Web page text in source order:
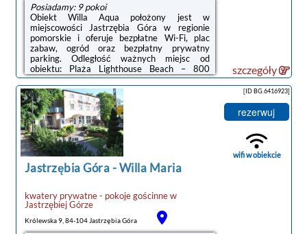
Posiadamy: 9 pokoi
Obiekt Willa Aqua położony jest w
miejscowości Jastrzębia Góra w regionie
pomorskie i oferuje bezpłatne Wi-Fi, plac
zabaw, ogród oraz bezpłatny prywatny
parking. Odległość ważnych miejsc od
obiektu: Plaża Lighthouse Beach – 800
m.Wszystkie opcje zakwaterowania
wyposażone są w telewizor z płaskim
ekranem i mają balkon oraz prywatną
łazienkę z prysznicem. Wyposażenie kuchni
obejmuje także lodówkę, płytę kuchenną,
toster i czajnik.Obiekt dysponuje tarasem.Na
terenie obiektu Willa Aqua znajduje się park
wodny, a w okolicy panują doskonałe warunki
do uprawiania jazdy ...
szczegóły
Jastrzębia Góra-Willa Maria
kwatery prywatne - pokoje gościnnew
Jastrzębiej Górze
Królewska 9, 84-104 Jastrzębia Góra
[ID BG.6416923]
rezerwuj
wifi w obiekcie